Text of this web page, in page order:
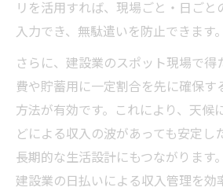
リを活用すれば、現場ごと・日ご
入力でき、無駄遣いを防止できます。
さらに、建設業のスポット現場で
費や貯蓄用に一定割合を先に確保す
方法が有効です。これにより、天候
どによる収入の波があっても安定し
長期的な生活設計にもつながります
建設業の日払いによる収入管理を効